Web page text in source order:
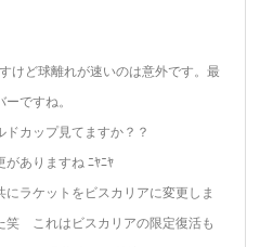
けど球離れが速いのは意外です。最
ですね。
ドカップ見てますか？？
ありますね ﾆﾔﾆﾔ
ラケットをビスカリアに変更しま
笑 これはビスカリアの限定復活も